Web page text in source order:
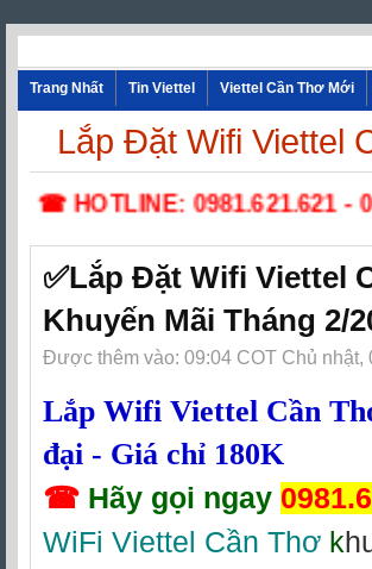
Trang Nhất Tin Viettel Viettel Cần Thơ Mới
Lắp Đặt Wifi Viettel
☎ HOTLINE: 0981.621.621 -
✅Lắp Đặt Wifi Viettel
Khuyến Mãi Tháng 2/
Được thêm vào: 09:04 COT Chủ nhật,
Lắp Wifi Viettel Cần
đại - Giá chỉ 180K
☎ Hãy gọi ngay
WiFi Viettel Cần Thơ k